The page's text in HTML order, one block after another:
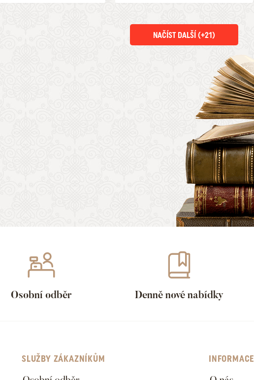
NAČÍST DALŠÍ (+21)
Osobní odběr Denně nové nabídky
SLUŽBY ZÁKAZNÍKŮM INFORMACE